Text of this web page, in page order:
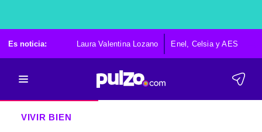
Es noticia: Laura Valentina Lozano Enel, Celsia y AES
VIVIR BIEN